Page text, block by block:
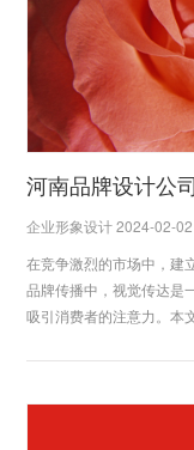
河南品牌设计公
企业形象设计 2024-02-02
在竞争激烈的市场中，建
品牌传播中，视觉传达是
吸引消费者的注意力。本